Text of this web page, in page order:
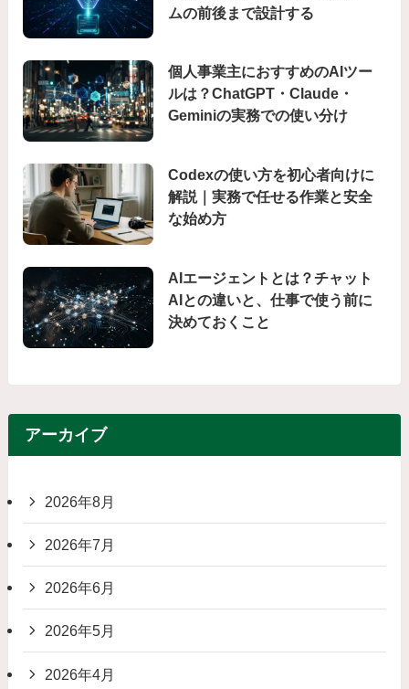
ムの前後まで設計する
個人事業主におすすめのAIツー
ルは？ChatGPT・Claude・
Geminiの実務での使い分け
Codexの使い方を初心者向けに
解説｜実務で任せる作業と安全
な始め方
AIエージェントとは？チャット
AIとの違いと、仕事で使う前に
決めておくこと
アーカイブ
2026年8月
2026年7月
2026年6月
2026年5月
2026年4月